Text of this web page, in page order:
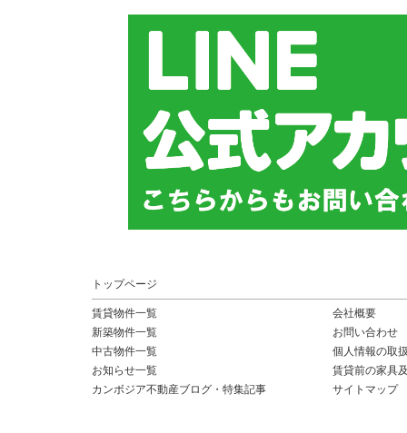
トップページ
賃貸物件一覧
新築物件一覧
中古物件一覧
お知らせ一覧
カンボジア不動産ブログ・特集記事
会社概要
お問い合わせ
個人情報の取
賃貸前の家具
サイトマップ